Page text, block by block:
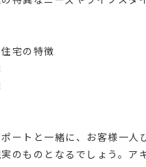
宅の特徴
ートと一緒に、お客様一
のものとなるでしょう。